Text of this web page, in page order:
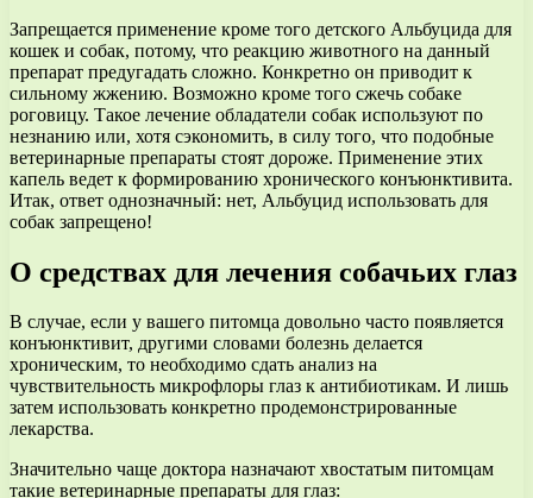
Запрещается применение кроме того детского Альбуцида для
кошек и собак, потому, что реакцию животного на данный
препарат предугадать сложно. Конкретно он приводит к
сильному жжению. Возможно кроме того сжечь собаке
роговицу. Такое лечение обладатели собак используют по
незнанию или, хотя сэкономить, в силу того, что подобные
ветеринарные препараты стоят дороже. Применение этих
капель ведет к формированию хронического конъюнктивита.
Итак, ответ однозначный: нет, Альбуцид использовать для
собак запрещено!
О средствах для лечения собачьих глаз
В случае, если у вашего питомца довольно часто появляется
конъюнктивит, другими словами болезнь делается
хроническим, то необходимо сдать анализ на
чувствительность микрофлоры глаз к антибиотикам. И лишь
затем использовать конкретно продемонстрированные
лекарства.
Значительно чаще доктора назначают хвостатым питомцам
такие ветеринарные препараты для глаз: